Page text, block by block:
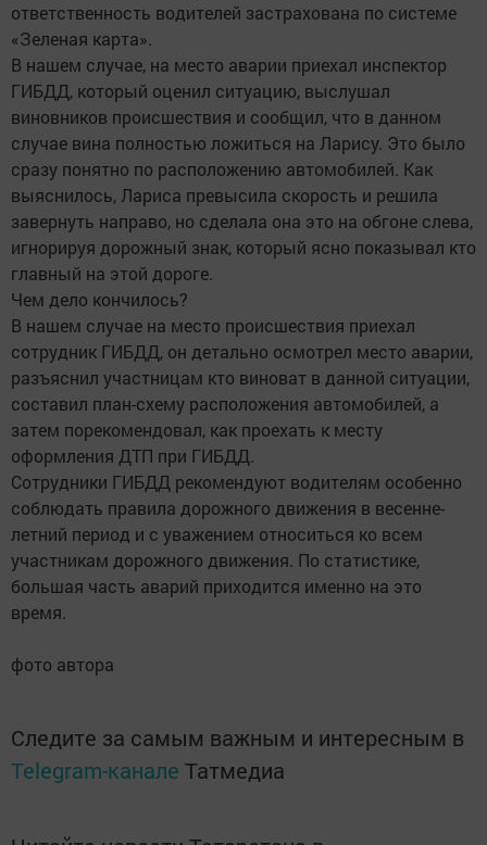
ответственность водителей застрахована по системе
«Зеленая карта».
В нашем случае, на место аварии приехал инспектор
ГИБДД, который оценил ситуацию, выслушал
виновников происшествия и сообщил, что в данном
случае вина полностью ложиться на Ларису. Это было
сразу понятно по расположению автомобилей. Как
выяснилось, Лариса превысила скорость и решила
завернуть направо, но сделала она это на обгоне слева,
игнорируя дорожный знак, который ясно показывал кто
главный на этой дороге.
Чем дело кончилось?
В нашем случае на место происшествия приехал
сотрудник ГИБДД, он детально осмотрел место аварии,
разъяснил участницам кто виноват в данной ситуации,
составил план-схему расположения автомобилей, а
затем порекомендовал, как проехать к месту
оформления ДТП при ГИБДД.
Сотрудники ГИБДД рекомендуют водителям особенно
соблюдать правила дорожного движения в весенне-
летний период и с уважением относиться ко всем
участникам дорожного движения. По статистике,
большая часть аварий приходится именно на это
время.
фото автора
Следите за самым важным и интересным в
Telegram-канале Татмедиа